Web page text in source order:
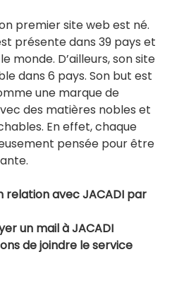
premier site web est né.
présente dans 39 pays et
monde. D’ailleurs, son site
dans 6 pays. Son but est
une marque de
des matières nobles et
En effet, chaque
pensée pour être
avec JACADI par
un mail à JACADI
de joindre le service